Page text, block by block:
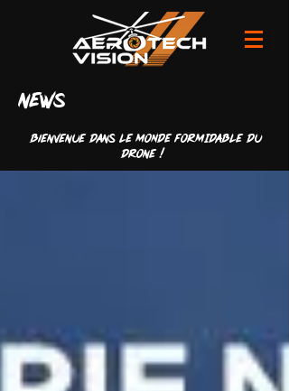
news
Bienvenue dans LE MONDE FORMIDABLE du
drone !